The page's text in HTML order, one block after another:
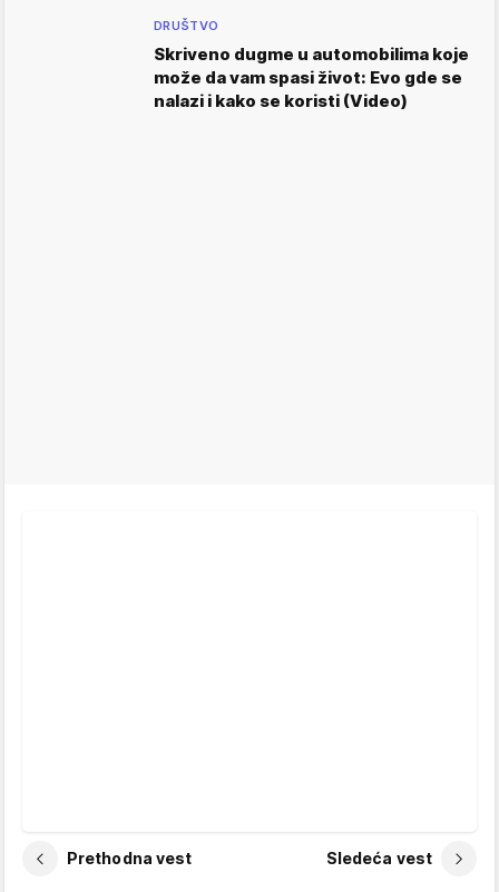
DRUŠTVO
Skriveno dugme u automobilima koje
može da vam spasi život: Evo gde se
nalazi i kako se koristi (Video)
Prethodna vest Sledeća vest